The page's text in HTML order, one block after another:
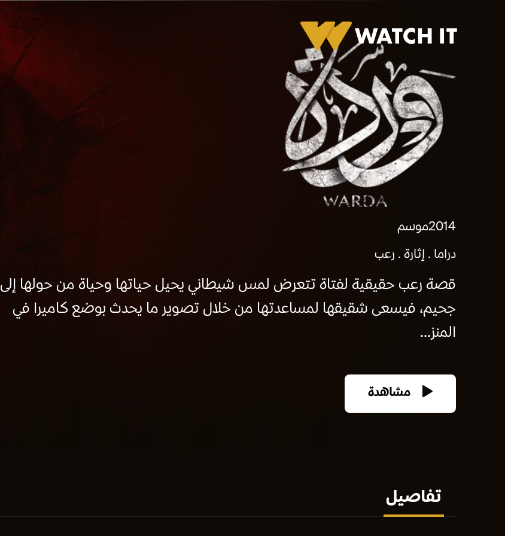
2014موسم
دراما
إثارة رعب
قصة رعب حقيقية لفتاة تتعرض لمس شيطاني يحيل حياتها وحياة من حولها إلى
جحيم، فيسعى شقيقها لمساعدتها من خلال تصوير ما يحدث بوضع كاميرا في
المنز...
مشاهدة
تفاصيل